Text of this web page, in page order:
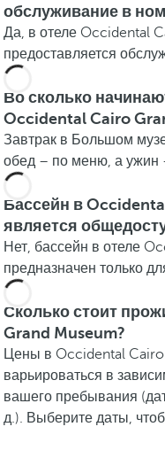
обслуживание в
Да, в отеле Occidental
предоставляется
Во сколько
Occidental Cairo
Завтрак в Большом
обед – по меню, а ужин
Бассейн в
является
Нет, бассейн в отеле
предназначен только
Сколько стоит
Grand Museum?
Цены в Occidental Cairo
варьироваться в
вашего пребывания
д.). Выберите даты,